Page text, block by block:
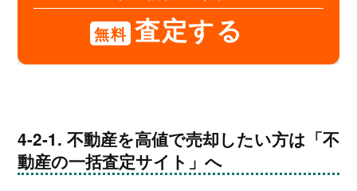
無料 査定する
不動産を高値で売却したい方は「不
動産の一括査定サイト」へ